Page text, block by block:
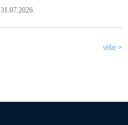
31.07.2026.
više >